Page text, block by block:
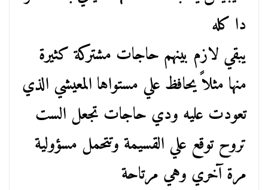
دا كله
يبقي لازم بينهم حاجات مشتركة كثيرة
منها مثلاً يحافظ علي مستواها المعيشي الذي
تعودت عليه ودي حاجات تجعل الست
تروح توقع علي القسيمة وتتحمل مسؤولية
مرة آخري وهي مرتاحة